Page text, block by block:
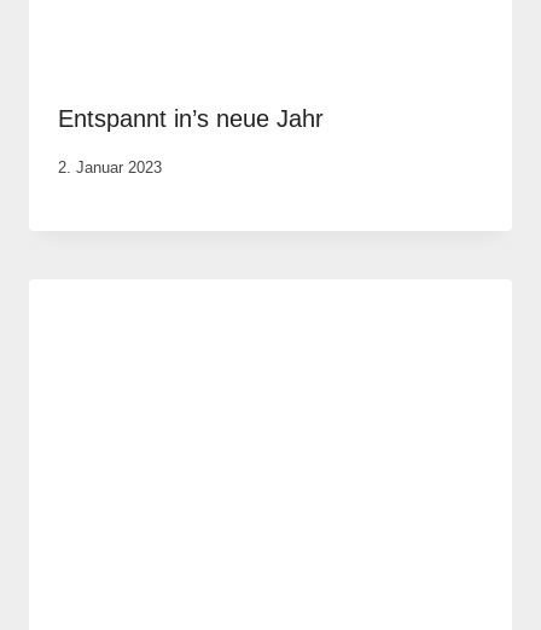
Entspannt in’s neue Jahr
Von
Justh
2. Januar 2023